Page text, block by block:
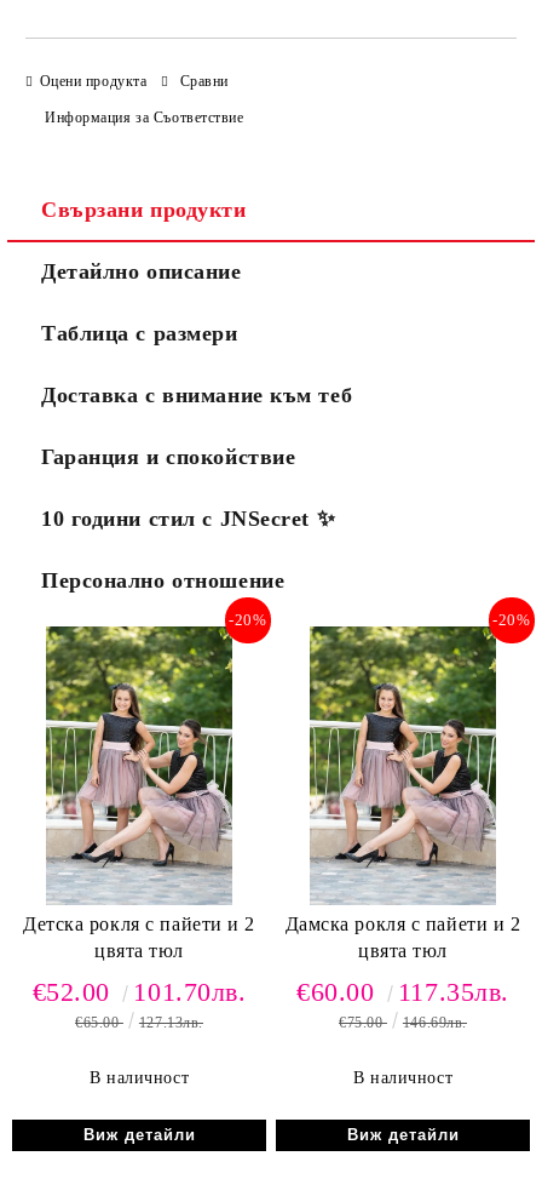
Оцени продукта Сравни
Информация за Съответствие
Свързани продукти
Детайлно описание
Таблица с размери
Доставка с внимание към теб
Гаранция и спокойствие
10 години стил с JNSecret ✨️
Персонално отношение
Детска рокля с пайети и 2
цвята тюл
-20%
€52.00 101.70лв.
€65.00 127.13лв.
В наличност
Виж детайли
Дамска рокля с пайети и 2
цвята тюл
-20%
€60.00 117.35лв.
€75.00 146.69лв.
В наличност
Виж детайли